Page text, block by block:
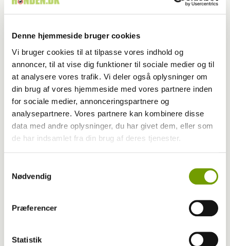
Denne hjemmeside bruger cookies
Vi bruger cookies til at tilpasse vores indhold og
annoncer, til at vise dig funktioner til sociale medier og til
at analysere vores trafik. Vi deler også oplysninger om
din brug af vores hjemmeside med vores partnere inden
for sociale medier, annonceringspartnere og
analysepartnere. Vores partnere kan kombinere disse
data med andre oplysninger, du har givet dem, eller som
de har indsamlet fra din brug af deres tjenester.
Nødvendig
Præferencer
Statistik
Udstilling
Irsk dommer storroser danske udstillinger